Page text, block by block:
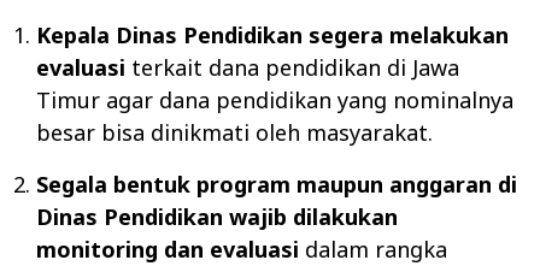
Kepala Dinas Pendidikan segera melakukan
evaluasi terkait dana pendidikan di Jawa
Timur agar dana pendidikan yang nominalnya
besar bisa dinikmati oleh masyarakat.
Segala bentuk program maupun anggaran di
Dinas Pendidikan wajib dilakukan
monitoring dan evaluasi dalam rangka